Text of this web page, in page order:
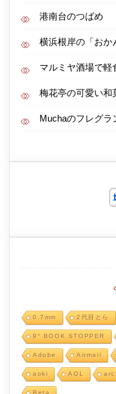
港南台のつばめ
横浜根岸の「おか
マルミヤ酒場で軽
梅花亭の可愛い和
Muchaのフレグラ
0.7mm 2代目とら
9° BOOK STOPPER
Adobe Airmail
aoki AOL
Beta